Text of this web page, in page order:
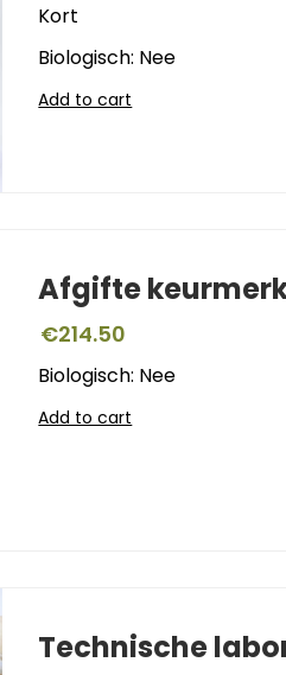
Kort
Biologisch: Nee
Add to cart
Afgifte
€214.50
Biologisch: Nee
Add to cart
Technische